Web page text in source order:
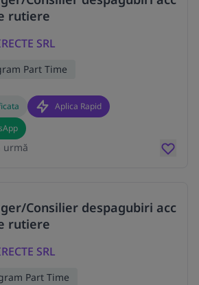
rutiere
SRL
Part Time
Aplica Rapid
urmă
Consilier despagubiri acc
rutiere
SRL
Part Time